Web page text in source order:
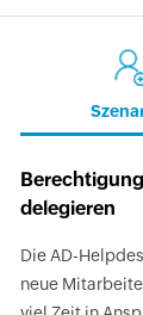
delegieren
Die AD-
neue